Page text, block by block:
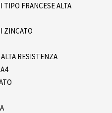
TIPO FRANCESE ALTA
ZINCATO
RESISTENZA